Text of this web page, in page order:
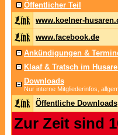
Öffentlicher Teil
www.koelner-
www.facebook.de
Ankündigungen &
Klaaf & Tratsch im
Downloads
Nur interne Mitgliederinfos,
Öffentliche Downloads
Zur Zeit sind